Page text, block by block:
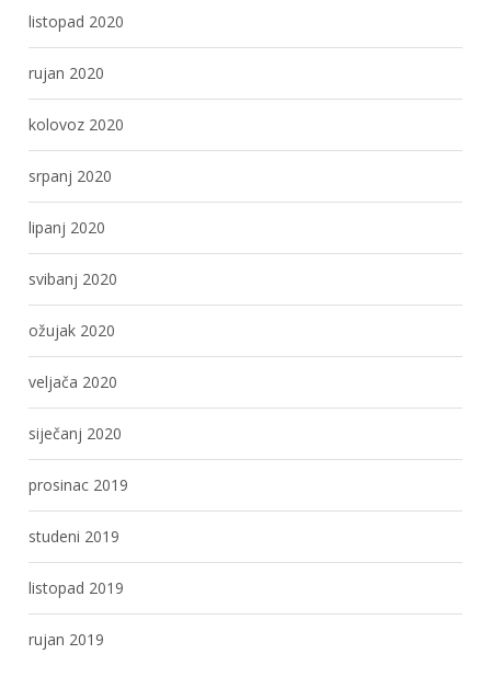
listopad 2020
rujan 2020
kolovoz 2020
srpanj 2020
lipanj 2020
svibanj 2020
ožujak 2020
veljača 2020
siječanj 2020
prosinac 2019
studeni 2019
listopad 2019
rujan 2019